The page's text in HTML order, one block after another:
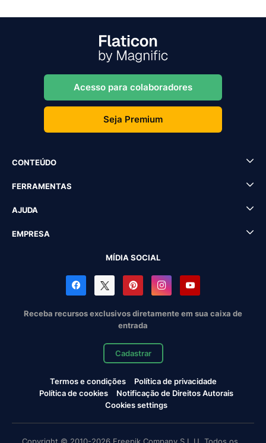
Acesso para colaboradores
Seja Premium
CONTEÚDO
FERRAMENTAS
AJUDA
EMPRESA
MÍDIA SOCIAL
Receba recursos exclusivos diretamente em sua caixa de
entrada
Cadastrar
Termos e condições
Política de privacidade
Política de cookies
Notificação de Direitos Autorais
Cookies settings